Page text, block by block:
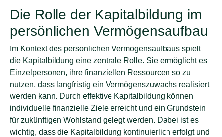
Die Rolle der Kapitalbildung im
persönlichen Vermögensaufbau
Im Kontext des persönlichen Vermögensaufbaus spielt
die Kapitalbildung eine zentrale Rolle. Sie ermöglicht es
Einzelpersonen, ihre finanziellen Ressourcen so zu
nutzen, dass langfristig ein Vermögenszuwachs realisiert
werden kann. Durch effektive Kapitalbildung können
individuelle finanzielle Ziele erreicht und ein Grundstein
für zukünftigen Wohlstand gelegt werden. Dabei ist es
wichtig, dass die Kapitalbildung kontinuierlich erfolgt und